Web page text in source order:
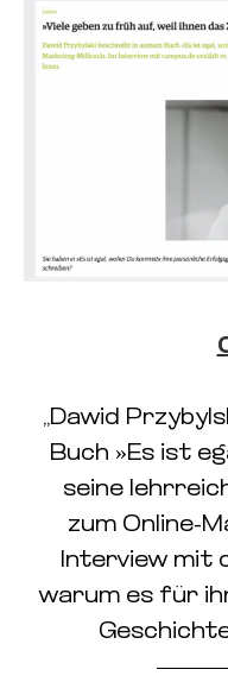
„Dawid
Buch »Es ist
seine
zum Online-
Interview mit
warum es für